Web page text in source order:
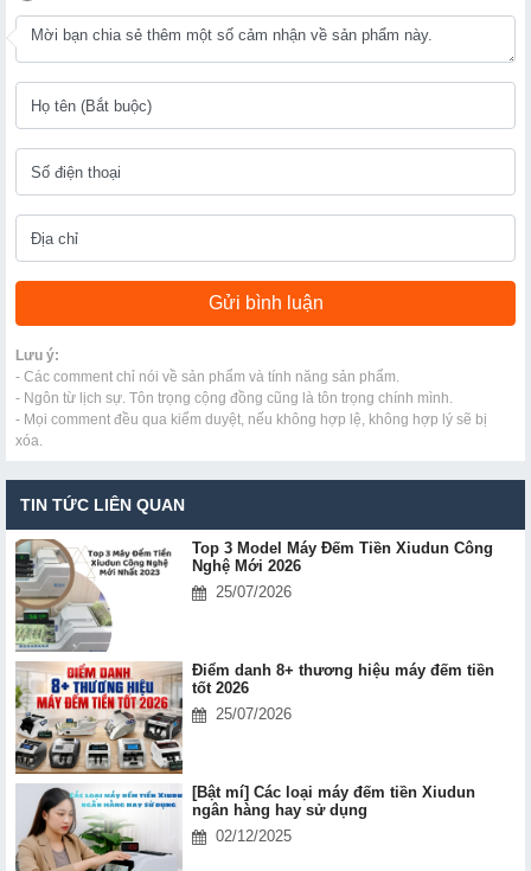
Lưu ý:
- Các comment chỉ nói về sản phẩm và tính năng sản phẩm.
- Ngôn từ lịch sự. Tôn trọng cộng đồng cũng là tôn trọng chính mình.
- Mọi comment đều qua kiểm duyệt, nếu không hợp lệ, không hợp lý sẽ bị
xóa.
TIN TỨC LIÊN QUAN
Top 3 Model Máy Đếm Tiền Xiudun Công
Nghệ Mới 2026
25/07/2026
Điểm danh 8+ thương hiệu máy đếm tiền
tốt 2026
25/07/2026
[Bật mí] Các loại máy đếm tiền Xiudun
ngân hàng hay sử dụng
02/12/2025